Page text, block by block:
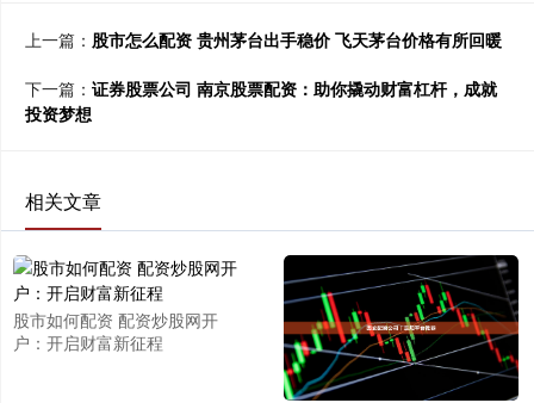
上一篇： 股市怎么配资 贵州茅台出手稳价 飞天茅台价格有所回暖
下一篇： 证券股票公司 南京股票配资：助你撬动财富杠杆，成就
投资梦想
相关文章
股市如何配资 配资炒股网开
户：开启财富新征程